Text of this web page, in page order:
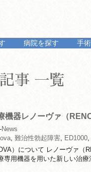
病院を探す 手
事 一覧
機器レノーヴァ（
News
, 難治性勃起障害, ED1000,
）について レノーヴァ（
専用機器を用いた新しい治